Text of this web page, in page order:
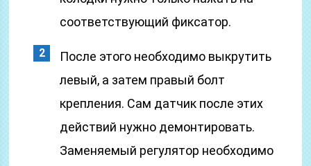
соответствующий фиксатор.
После этого необходимо выкрутить
левый, а затем правый болт
крепления. Сам датчик после этих
действий нужно демонтировать.
Заменяемый регулятор необходимо